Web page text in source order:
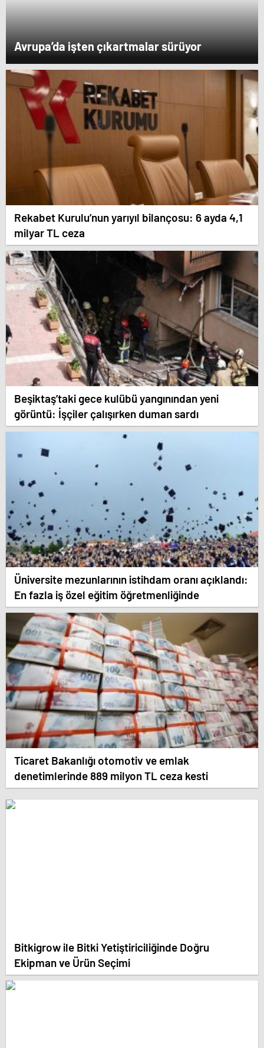
Avrupa’da işten çıkartmalar sürüyor
Rekabet Kurulu’nun yarıyıl bilançosu: 6 ayda 4,1
milyar TL ceza
Beşiktaş’taki gece kulübü yangınından yeni
görüntü: İşçiler çalışırken duman sardı
Üniversite mezunlarının istihdam oranı açıklandı:
En fazla iş özel eğitim öğretmenliğinde
Ticaret Bakanlığı otomotiv ve emlak
denetimlerinde 889 milyon TL ceza kesti
Bitkigrow ile Bitki Yetiştiriciliğinde Doğru
Ekipman ve Ürün Seçimi